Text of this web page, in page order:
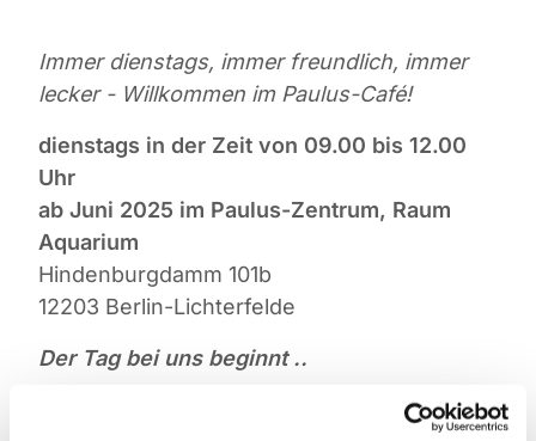
Immer dienstags, immer freundlich, immer
lecker - Willkommen im Paulus-Café!
dienstags in der Zeit von 09.00 bis 12.00
Uhr
ab Juni 2025 im Paulus-Zentrum, Raum
Aquarium
Hindenburgdamm 101b
12203 Berlin-Lichterfelde
Der Tag bei uns beginnt ..
... mit leckeren Kaffeespezialitäten und